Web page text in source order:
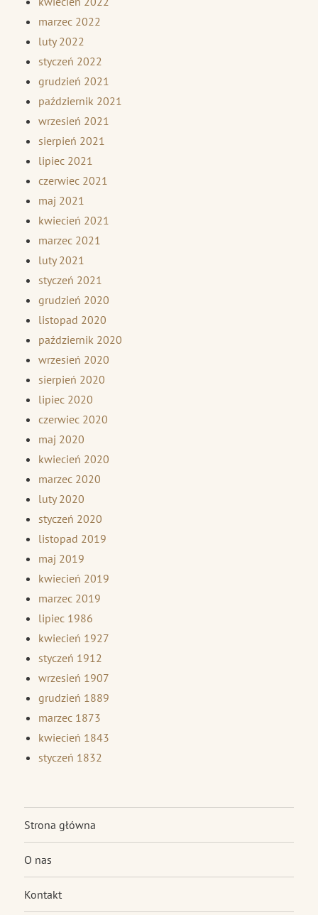
marzec 2022
luty 2022
styczeń 2022
grudzień 2021
październik 2021
wrzesień 2021
sierpień 2021
lipiec 2021
czerwiec 2021
maj 2021
kwiecień 2021
marzec 2021
luty 2021
styczeń 2021
grudzień 2020
listopad 2020
październik 2020
wrzesień 2020
sierpień 2020
lipiec 2020
czerwiec 2020
maj 2020
kwiecień 2020
marzec 2020
luty 2020
styczeń 2020
listopad 2019
maj 2019
kwiecień 2019
marzec 2019
lipiec 1986
kwiecień 1927
styczeń 1912
wrzesień 1907
grudzień 1889
marzec 1873
kwiecień 1843
styczeń 1832
Strona główna
O nas
Kontakt